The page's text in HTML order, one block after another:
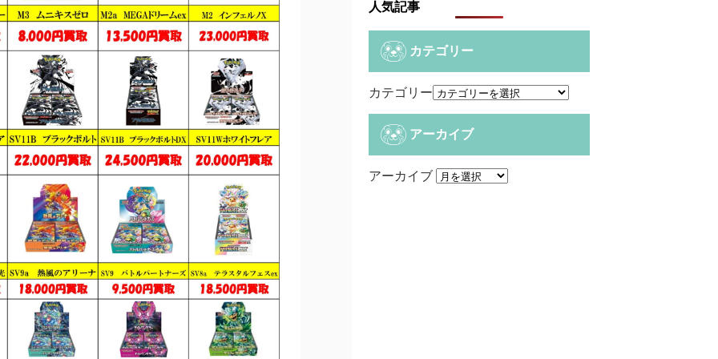
人気記事
カテゴリー
カテゴリー
アーカイブ
アーカイブ